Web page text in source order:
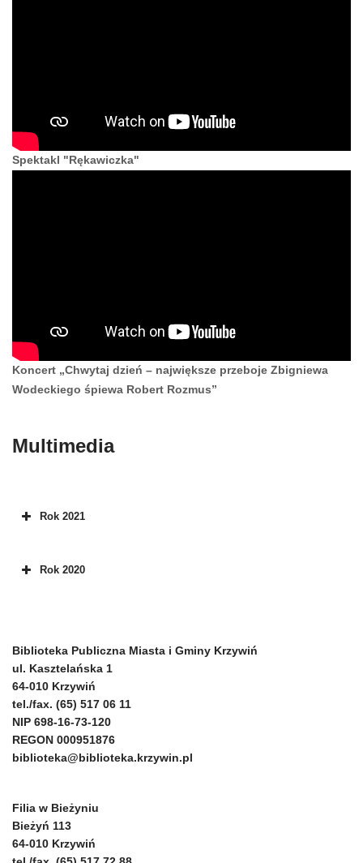
Spektakl "Rękawiczka"
Koncert „Chwytaj dzień – największe przeboje Zbigniewa
Wodeckiego śpiewa Robert Rozmus”
Multimedia
Rok 2021
Rok 2020
Biblioteka Publiczna Miasta i Gminy Krzywiń
ul. Kasztelańska 1
64-010 Krzywiń
tel./fax. (65) 517 06 11
NIP 698-16-73-120
REGON 000951876
biblioteka@biblioteka.krzywin.pl
Filia w Bieżyniu
Bieżyń 113
64-010 Krzywiń